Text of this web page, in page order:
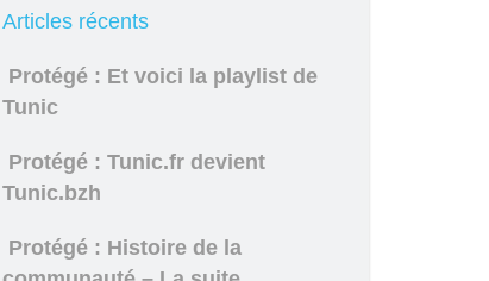
Articles récents
Protégé : Et voici la playlist de
Tunic
Protégé : Tunic.fr devient
Tunic.bzh
Protégé : Histoire de la